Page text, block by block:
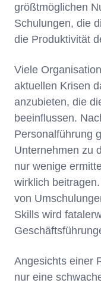
größtmöglichen
Schulungen, die
die Produktivität
Viele
aktuellen Krisen
anzubieten, die
beeinflussen.
Personalführung
Unternehmen zu
nur wenige
wirklich
von
Skills wird
Angesichts einer
nur eine